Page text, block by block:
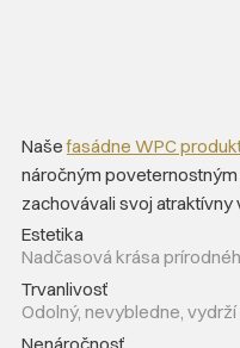
Našefasádne WPC
náročným
zachovávali svoj atraktívny
Estetika
Nadčasová krása
Trvanlivosť
Odolný, nevybledne,
Nenáročnosť